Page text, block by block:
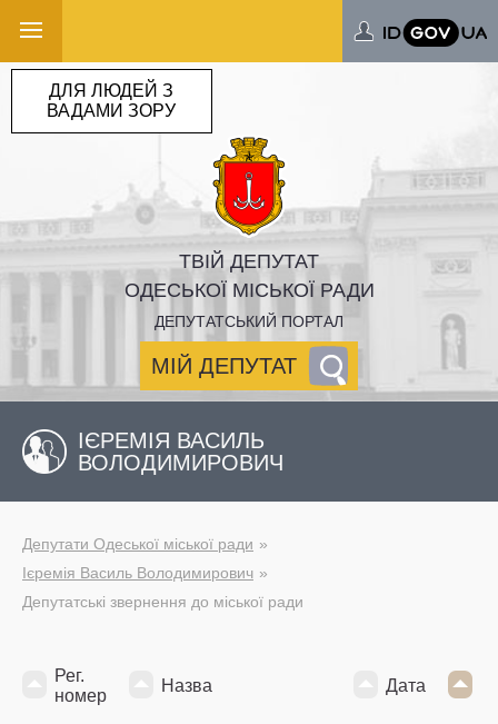
ТВІЙ ДЕПУТАТ
ОДЕСЬКОЇ МІСЬКОЇ РАДИ
ДЕПУТАТСЬКИЙ ПОРТАЛ
МІЙ ДЕПУТАТ
ДЛЯ ЛЮДЕЙ З
ВАДАМИ ЗОРУ
ІЄРЕМІЯ ВАСИЛЬ
ВОЛОДИМИРОВИЧ
Депутати Одеської міської ради
Ієремія Василь Володимирович
Депутатські звернення до міської ради
Рег.
номер
Назва Дата